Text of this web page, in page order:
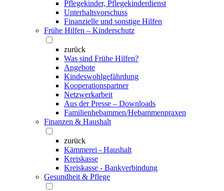
Pflegekinder, Pflegekinderdienst
Unterhaltsvorschuss
Finanzielle und sonstige Hilfen
Frühe Hilfen – Kinderschutz
zurück
Was sind Frühe Hilfen?
Angebote
Kindeswohlgefährdung
Kooperationspartner
Netzwerkarbeit
Aus der Presse – Downloads
Familienhebammen/Hebammenpraxen
Finanzen & Haushalt
zurück
Kämmerei - Haushalt
Kreiskasse
Kreiskasse - Bankverbindung
Gesundheit & Pflege